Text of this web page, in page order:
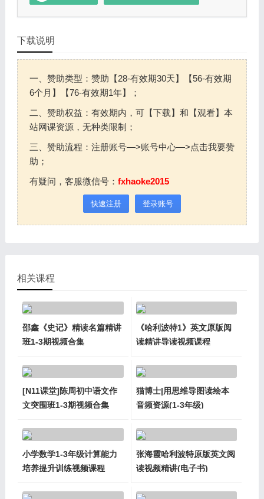
下载说明
一、赞助类型：赞助【28-有效期30天】【56-有效期
6个月】【76-有效期1年】；
二、赞助权益：有效期内，可【下载】和【观看】本
站网课资源，无种类限制；
三、赞助流程：注册账号—>账号中心—>点击我要赞
助；
有疑问，客服微信号： fxhaoke2015
快速注册 登录账号
相关课程
邵鑫《史记》精读名篇精讲
班1-3期视频合集
《哈利波特1》英文原版阅
读精讲导读视频课程
[N11课堂]陈周初中语文作
文突围班1-3期视频合集
猫博士|用思维导图读绘本
音频资源(1-3年级)
小学数学1-3年级计算能力
培养提升训练视频课程
张海霞哈利波特原版英文阅
读视频精讲(电子书)